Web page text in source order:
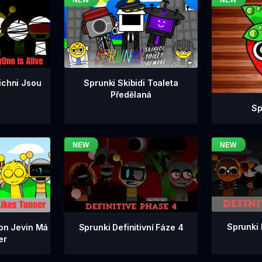
Jsou
Sprunki Skibidi Toaleta
Předělaná
Jevin Má
Sprunki Definitivní Fáze 4 Sprunki